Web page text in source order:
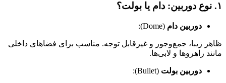
۱. نوع دوربین: دام یا بولت؟
دوربین دام (Dome):
ظاهر زیبا، جمع‌وجور و غیرقابل توجه. مناسب برای فضاهای داخلی
مانند راهروها و لابی‌ها.
دوربین بولت (Bullet):